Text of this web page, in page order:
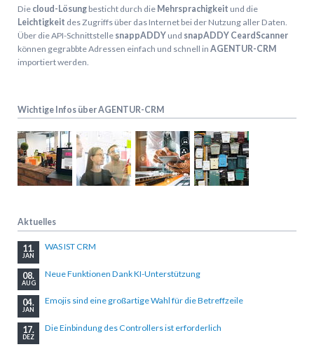
Diecloud-Lösungbesticht durch die Mehrsprachigkeit und die
Leichtigkeit des Zugriffs über das Internet bei der Nutzung aller Daten.
Über die API-Schnittstelle snappADDYund snapADDY CeardScanner
können gegrabbte Adressen einfach und schnell in AGENTUR-CRM
importiert werden.
Wichtige Infos über AGENTUR-CRM
Aktuelles
11.
JAN
WAS IST CRM
08.
AUG
Neue Funktionen Dank KI-Unterstützung
04.
JAN
Emojis sind eine großartige Wahl für die Betreffzeile
17.
DEZ
Die Einbindung des Controllers ist erforderlich